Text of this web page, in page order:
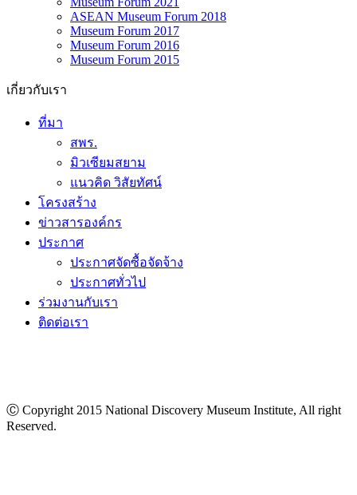
ASEAN Museum Forum 2018
Museum Forum 2017
Museum Forum 2016
Museum Forum 2015
เกี่ยวกับเรา
ที่มา
สพร.
มิวเซียมสยาม
แนวคิด วิสัยทัศน์
โครงสร้าง
ข่าวสารองค์กร
ประกาศ
ประกาศจัดซื้อจัดจ้าง
ประกาศทั่วไป
ร่วมงานกับเรา
ติดต่อเรา
Ⓒ Copyright 2015 National Discovery Museum Institute, All right
Reserved.